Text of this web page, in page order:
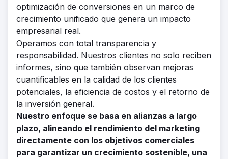
optimización de conversiones en un marco de
crecimiento unificado que genera un impacto
empresarial real.
Operamos con total transparencia y
responsabilidad. Nuestros clientes no solo reciben
informes, sino que también observan mejoras
cuantificables en la calidad de los clientes
potenciales, la eficiencia de costos y el retorno de
la inversión general.
Nuestro enfoque se basa en alianzas a largo
plazo, alineando el rendimiento del marketing
directamente con los objetivos comerciales
para garantizar un crecimiento sostenible, una